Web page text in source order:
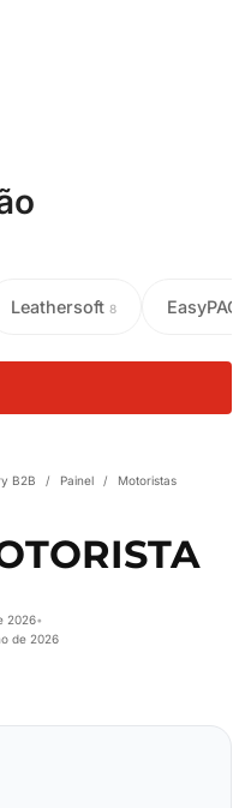
Leathersoft 8 EasyPAC
B2B / Painel / Motoristas
2026•
de 2026